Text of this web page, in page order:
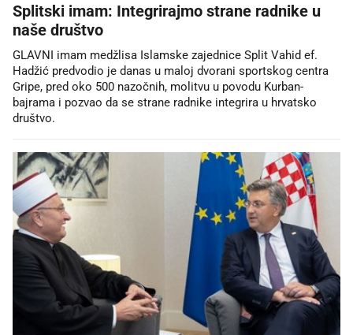
Splitski imam: Integrirajmo strane radnike u
naše društvo
GLAVNI imam medžlisa Islamske zajednice Split Vahid ef.
Hadžić predvodio je danas u maloj dvorani sportskog centra
Gripe, pred oko 500 nazočnih, molitvu u povodu Kurban-
bajrama i pozvao da se strane radnike integrira u hrvatsko
društvo.